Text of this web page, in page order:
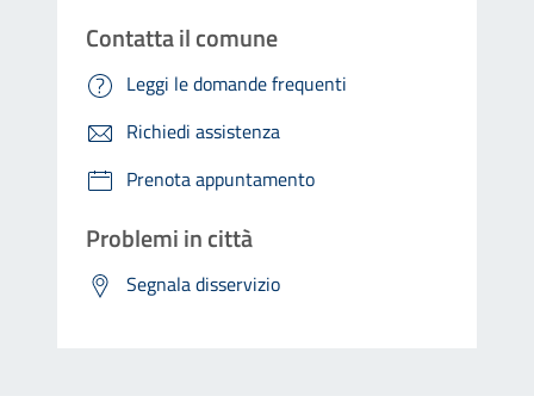
Contatta il comune
Leggi le domande frequenti
Richiedi assistenza
Prenota appuntamento
Problemi in città
Segnala disservizio